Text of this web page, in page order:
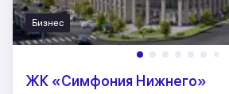
Бизнес
ЖК «Симфония Нижнего»